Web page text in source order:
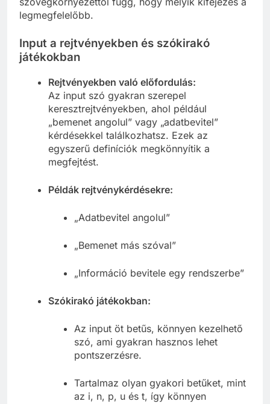
legmegfelelőbb.
Input a rejtvényekben és szókirakó
játékokban
Rejtvényekben való előfordulás:
Az input szó gyakran szerepel
keresztrejtvényekben, ahol például
„bemenet angolul” vagy „adatbevitel”
kérdésekkel találkozhatsz. Ezek az
egyszerű definíciók megkönnyítik a
megfejtést.
Példák rejtvénykérdésekre:
„Adatbevitel angolul”
„Bemenet más szóval”
„Információ bevitele egy rendszerbe”
Szókirakó játékokban:
Az input öt betűs, könnyen kezelhető
szó, ami gyakran hasznos lehet
pontszerzésre.
Tartalmaz olyan gyakori betűket, mint
az i, n, p, u és t, így könnyen